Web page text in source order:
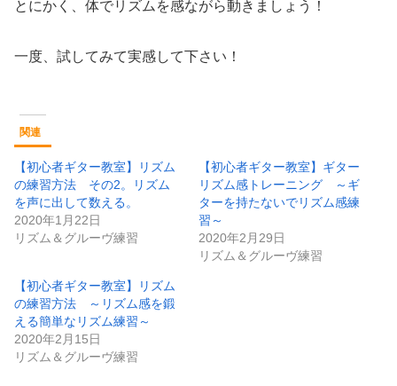
とにかく、体でリズムを感ながら動きましょう！
一度、試してみて実感して下さい！
関連
【初心者ギター教室】リズム
の練習方法 その2。リズム
を声に出して数える。
2020年1月22日
リズム＆グルーヴ練習
【初心者ギター教室】ギター
リズム感トレーニング ～ギ
ターを持たないでリズム感練
習～
2020年2月29日
リズム＆グルーヴ練習
【初心者ギター教室】リズム
の練習方法 ～リズム感を鍛
える簡単なリズム練習～
2020年2月15日
リズム＆グルーヴ練習